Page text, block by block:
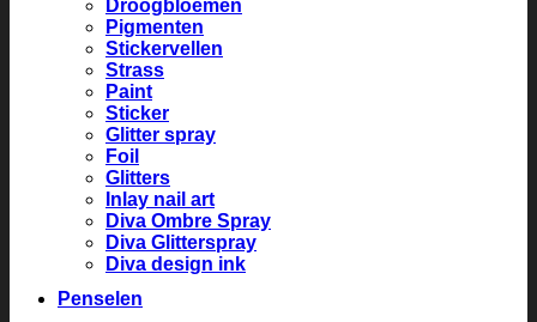
Droogbloemen
Pigmenten
Stickervellen
Strass
Paint
Sticker
Glitter spray
Foil
Glitters
Inlay nail art
Diva Ombre Spray
Diva Glitterspray
Diva design ink
Penselen